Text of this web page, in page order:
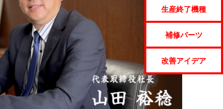
生産終了機種
補修パーツ
改善アイデア